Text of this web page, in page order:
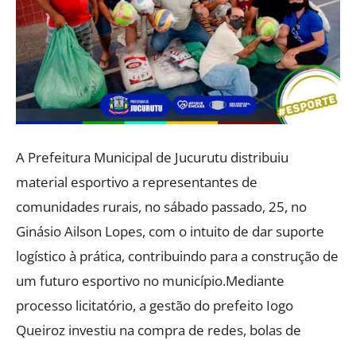
A Prefeitura Municipal de Jucurutu distribuiu
material esportivo a representantes de
comunidades rurais, no sábado passado, 25, no
Ginásio Ailson Lopes, com o intuito de dar suporte
logístico à prática, contribuindo para a construção de
um futuro esportivo no município.Mediante
processo licitatório, a gestão do prefeito Iogo
Queiroz investiu na compra de redes, bolas de